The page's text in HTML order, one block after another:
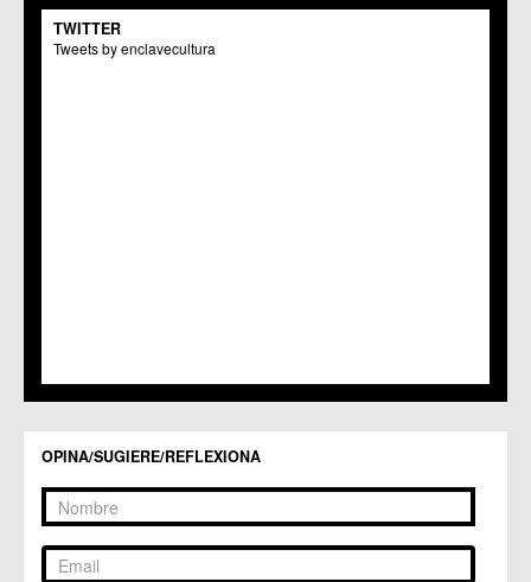
C.M. El Carmen
Centros Culturales
C.C. Puertas de Castilla
C.C. Zarandona
TWITTER
Tweets by enclavecultura
OPINA/SUGIERE/REFLEXIONA